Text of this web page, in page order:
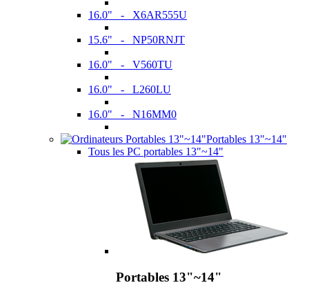
16.0" - X6AR555U
15.6" - NP50RNJT
16.0" - V560TU
16.0" - L260LU
16.0" - N16MM0
Portables 13"~14"
Tous les PC portables 13"~14"
Portables 13"~14"